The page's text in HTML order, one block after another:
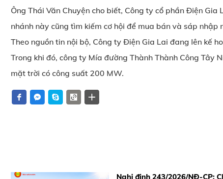
Ông Thái Văn Chuyện cho biết, Công ty cổ phần Điện
nhánh này cũng tìm kiếm cơ hội để mua bán và sáp
Theo nguồn tin nội bộ, Công ty Điện Gia Lai đang lên kế
Trong khi đó, công ty Mía đường Thành Thành Công Tây
mặt trời có công suất 200 MW.
Nghị định 243/2026/NĐ-CP: